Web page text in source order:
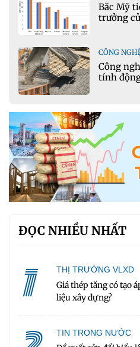
Bắc Mỹ
trưởng
CÔNG
Công
tính
ĐỌC NHIỀU NHẤT
1 THỊ TRƯỜNG VLXD
Giá thép tăng có tạo
liệu xây dựng?
TIN TRONG NƯỚC